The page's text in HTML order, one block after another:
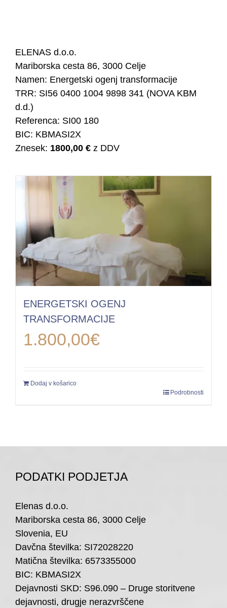
ELENAS d.o.o.
Mariborska cesta 86, 3000 Celje
Namen: Energetski ogenj transformacije
TRR: SI56 0400 1004 9898 341 (NOVA KBM
d.d.)
Referenca: SI00 180
BIC: KBMASI2X
Znesek: 1800,00 €z DDV
ENERGETSKI OGENJ
TRANSFORMACIJE
1.800,00€
Dodaj v košarico
Podrobnosti
PODATKI PODJETJA
Elenas d.o.o.
Mariborska cesta 86, 3000 Celje
Slovenia, EU
Davčna številka: SI72028220
Matična številka: 6573355000
BIC: KBMASI2X
Dejavnosti SKD: S96.090 – Druge storitvene
dejavnosti, drugje nerazvrščene